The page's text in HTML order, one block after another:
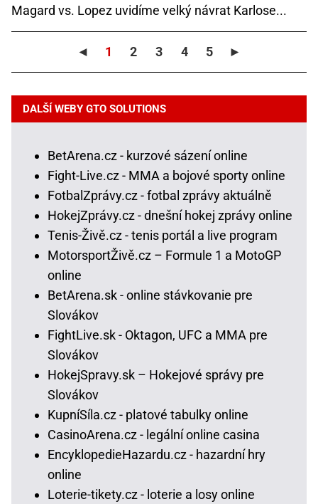
Magard vs. Lopez uvidíme velký návrat Karlose...
◄ 1 2 3 4 5 ►
DALŠÍ WEBY GTO SOLUTIONS
BetArena.cz - kurzové sázení online
Fight-Live.cz - MMA a bojové sporty online
FotbalZprávy.cz - fotbal zprávy aktuálně
HokejZprávy.cz - dnešní hokej zprávy online
Tenis-Živě.cz - tenis portál a live program
MotorsportŽivě.cz – Formule 1 a MotoGP
online
BetArena.sk - online stávkovanie pre
Slovákov
FightLive.sk - Oktagon, UFC a MMA pre
Slovákov
HokejSpravy.sk – Hokejové správy pre
Slovákov
KupníSíla.cz - platové tabulky online
CasinoArena.cz - legální online casina
EncyklopedieHazardu.cz - hazardní hry
online
Loterie-tikety.cz - loterie a losy online